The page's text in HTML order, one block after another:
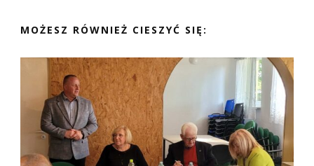
MOŻESZ RÓWNIEŻ CIESZYĆ SIĘ: